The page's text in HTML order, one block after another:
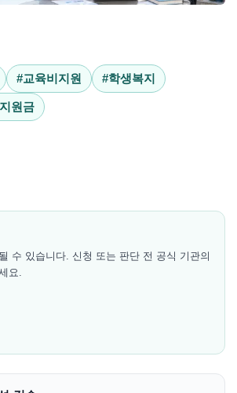
#교육비지원 #학생복지
원금
수 있습니다. 신청 또는 판단 전 공식 기관의
요.